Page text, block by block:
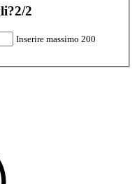
2/2
Inserire massimo 200